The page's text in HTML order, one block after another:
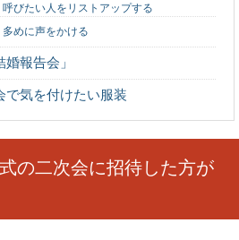
コミの立ち位置は重要！？気を付ける
理由
契約更新は無職だとダメ？気になる賃
びたい人をリストアップする
めに声をかける
報告会」
で気を付けたい服装
の二次会に招待した方が